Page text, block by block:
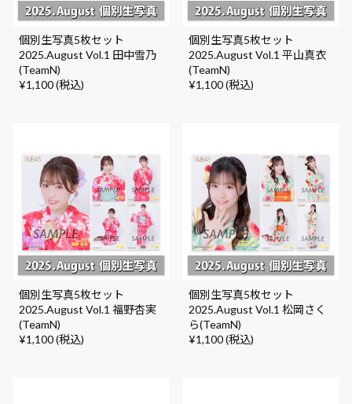
個別生写真5枚セット
2025.August Vol.1 田中雪乃
(TeamN)
¥1,100 (税込)
個別生写真5枚セット
2025.August Vol.1 平山真衣
(TeamN)
¥1,100 (税込)
個別生写真5枚セット
2025.August Vol.1 福野杏実
(TeamN)
¥1,100 (税込)
個別生写真5枚セット
2025.August Vol.1 松岡さく
ら(TeamN)
¥1,100 (税込)